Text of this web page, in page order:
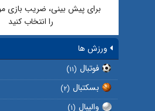
برای پیش بینی، ضریب بازی
را انتخاب کنید
ورزش ها
فوتبال (۱۱)
بسکتبال (۲)
والیبال (۱)